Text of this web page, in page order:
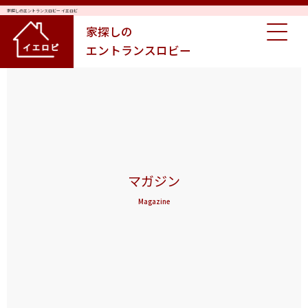
家探しのエントランスロビー イエロビ
家探しの
エントランスロビー
マガジン
Magazine